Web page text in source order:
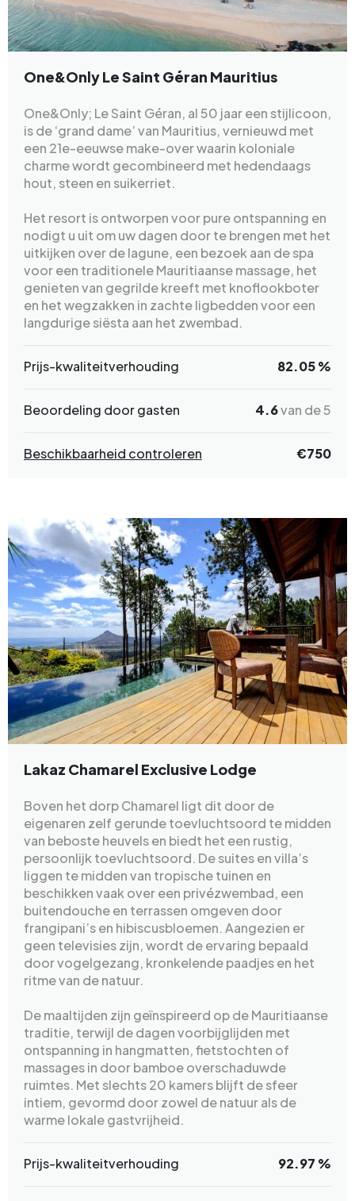
One&Only Le Saint Géran Mauritius
One&Only; Le Saint Géran, al 50 jaar een stijlicoon,
is de ‘grand dame’ van Mauritius, vernieuwd met
een 21e-eeuwse make-over waarin koloniale
charme wordt gecombineerd met hedendaags
hout, steen en suikerriet.
Het resort is ontworpen voor pure ontspanning en
nodigt u uit om uw dagen door te brengen met het
uitkijken over de lagune, een bezoek aan de spa
voor een traditionele Mauritiaanse massage, het
genieten van gegrilde kreeft met knoflookboter
en het wegzakken in zachte ligbedden voor een
langdurige siësta aan het zwembad.
Prijs-kwaliteitverhouding 82.05 %
Beoordeling door gasten 4.6van de 5
Beschikbaarheid controleren €750
Lakaz Chamarel Exclusive Lodge
Boven het dorp Chamarel ligt dit door de
eigenaren zelf gerunde toevluchtsoord te midden
van beboste heuvels en biedt het een rustig,
persoonlijk toevluchtsoord. De suites en villa’s
liggen te midden van tropische tuinen en
beschikken vaak over een privézwembad, een
buitendouche en terrassen omgeven door
frangipani’s en hibiscusbloemen. Aangezien er
geen televisies zijn, wordt de ervaring bepaald
door vogelgezang, kronkelende paadjes en het
ritme van de natuur.
De maaltijden zijn geïnspireerd op de Mauritiaanse
traditie, terwijl de dagen voorbijglijden met
ontspanning in hangmatten, fietstochten of
massages in door bamboe overschaduwde
ruimtes. Met slechts 20 kamers blijft de sfeer
intiem, gevormd door zowel de natuur als de
warme lokale gastvrijheid.
Prijs-kwaliteitverhouding 92.97 %